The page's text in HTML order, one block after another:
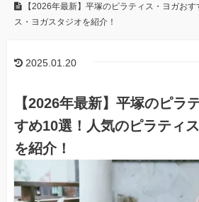
【2026年最新】平塚のピラティス・ヨガお
ス・ヨガスタジオを紹介！
2025.01.20
【2026年最新】平塚のピラ
すめ10選！人気のピラティ
を紹介！